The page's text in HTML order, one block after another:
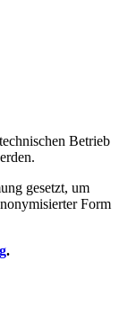
Betrieb
gesetzt, um
Form
.